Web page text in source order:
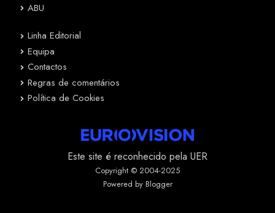
ABU
Linha Editorial
Equipa
Contactos
Regras de comentários
Política de Cookies
Este site é reconhecido pela UER
Copyright © 2004-2025
Powered by Blogger